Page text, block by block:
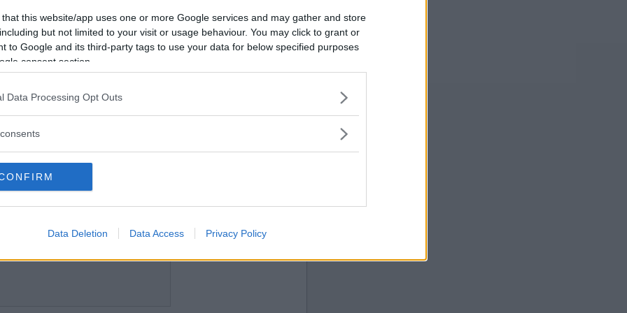
that this website/app uses one or more Google services and may gather and store
but not limited to your visit or usage behaviour. You may click to grant or
to Google and its third-party tags to use your data for below specified purposes
consent section.
Data Processing Opt Outs
Data Deletion Data Access Privacy Policy
Vill du bli
medlem?